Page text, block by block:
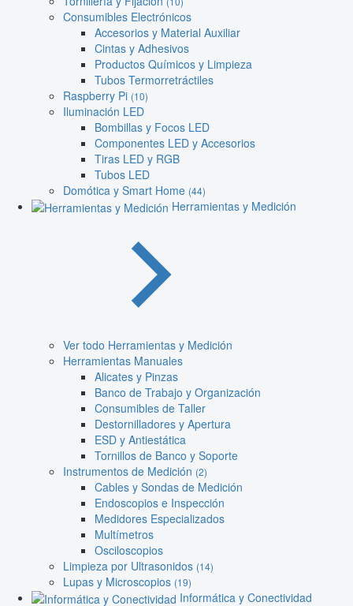
Consumibles Electrónicos
Accesorios y Material Auxiliar
Cintas y Adhesivos
Productos Químicos y Limpieza
Tubos Termorretráctiles
Raspberry Pi (10)
Iluminación LED
Bombillas y Focos LED
Componentes LED y Accesorios
Tiras LED y RGB
Tubos LED
Domótica y Smart Home (44)
Herramientas y Medición
Ver todo Herramientas y Medición
Herramientas Manuales
Alicates y Pinzas
Banco de Trabajo y Organización
Consumibles de Taller
Destornilladores y Apertura
ESD y Antiestática
Tornillos de Banco y Soporte
Instrumentos de Medición (2)
Cables y Sondas de Medición
Endoscopios e Inspección
Medidores Especializados
Multímetros
Osciloscopios
Limpieza por Ultrasonidos (14)
Lupas y Microscopios (19)
Informática y Conectividad